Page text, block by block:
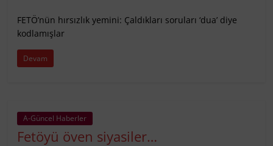
FETÖ’nün hırsızlık yemini: Çaldıkları soruları ‘dua’ diye
kodlamışlar
Devam
A-Güncel Haberler
Fetöyü öven siyasiler…